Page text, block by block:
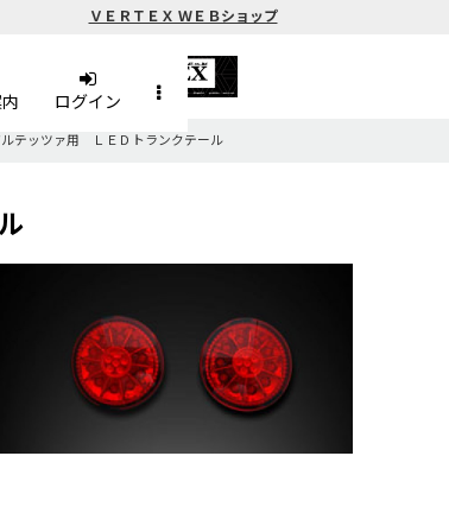
ＶＥＲＴＥＸ ＷＥＢショップ
ログイン
ルテッツァ用 ＬＥＤトランクテール